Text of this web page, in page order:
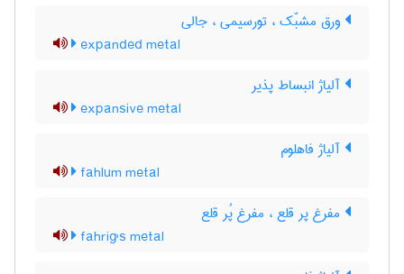
ورق مشبّک ، تورسیمی ، جالی
expanded metal
آلیاژ انبساط پذیر
expansive metal
آلیاژ فاهلوم
fahlum metal
مفرغ پر قلع ، مفرغ پُر قلع
fahrig's metal